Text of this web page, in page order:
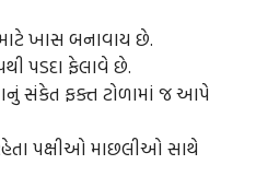
ખાસ બનાવાય છે.
પડદા ફેલાવે છે.
સંકેત ફક્ત ટોળામાં જ આપે
પક્ષીઓ માછલીઓ સાથે